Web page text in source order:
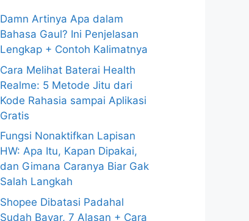
Damn Artinya Apa dalam
Bahasa Gaul? Ini Penjelasan
Lengkap + Contoh Kalimatnya
Cara Melihat Baterai Health
Realme: 5 Metode Jitu dari
Kode Rahasia sampai Aplikasi
Gratis
Fungsi Nonaktifkan Lapisan
HW: Apa Itu, Kapan Dipakai,
dan Gimana Caranya Biar Gak
Salah Langkah
Shopee Dibatasi Padahal
Sudah Bayar, 7 Alasan + Cara